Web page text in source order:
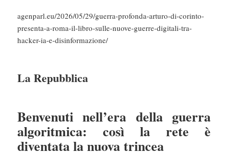
agenparl.eu/2026/05/29/guerra-profonda-arturo-di-corinto-
presenta-a-roma-il-libro-sulle-nuove-guerre-digitali-tra-
hacker-ia-e-disinformazione/
La Repubblica
Benvenuti nell’era della guerra
algoritmica: così la rete è
diventata la nuova trincea